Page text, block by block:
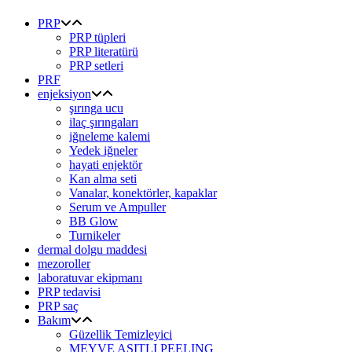
PRP
PRP tüpleri
PRP literatürü
PRP setleri
PRF
enjeksiyon
şırınga ucu
ilaç şırıngaları
iğneleme kalemi
Yedek iğneler
hayati enjektör
Kan alma seti
Vanalar, konektörler, kapaklar
Serum ve Ampuller
BB Glow
Turnikeler
dermal dolgu maddesi
mezoroller
laboratuvar ekipmanı
PRP tedavisi
PRP saç
Bakım
Güzellik Temizleyici
MEYVE ASITLI PEELING